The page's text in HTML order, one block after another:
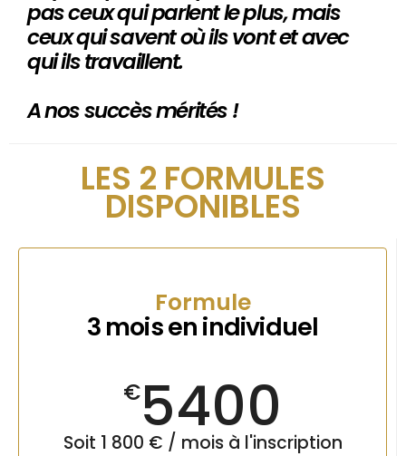
pas ceux qui parlent le plus, mais
ceux qui savent où ils vont et avec
qui ils travaillent.
A nos succès mérités !
LES 2 FORMULES
DISPONIBLES
Formule
3 mois en individuel
€5400
Soit 1 800 € / mois à l'inscription